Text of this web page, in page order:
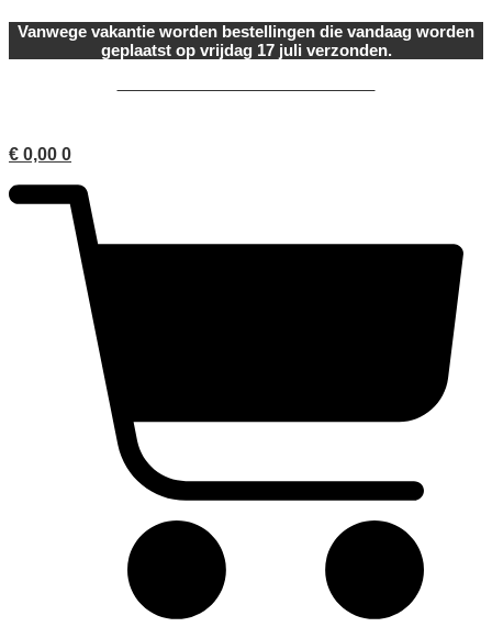
naar
de
Vanwege vakantie worden bestellingen die vandaag worden
geplaatst op vrijdag 17 juli verzonden.
€ 0,00 0